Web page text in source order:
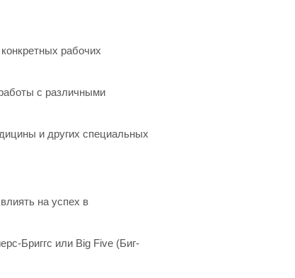
рабочих
с различными
и других специальных
на успех в
Бриггс или Big Five (Биг-